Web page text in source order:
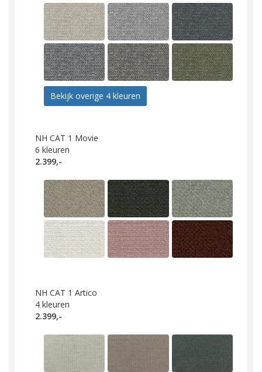
Bekijk overige 4 kleuren
NH CAT 1 Movie
6 kleuren
2.399,-
NH CAT 1 Artico
4 kleuren
2.399,-